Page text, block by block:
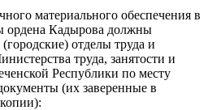
материального обеспечения в
ордена Кадырова должны
отделы труда и
труда, занятости и
Республики по месту
(их заверенные в